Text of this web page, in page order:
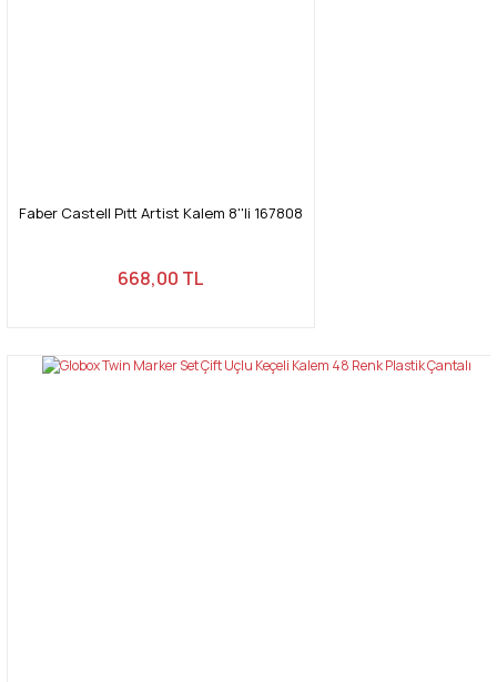
Faber Castell Pıtt Artist Kalem 8''li 167808
668,00 TL